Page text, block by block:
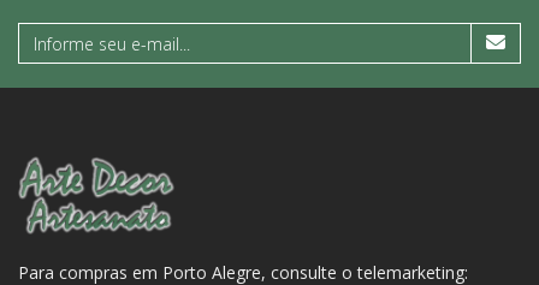
Para compras em Porto Alegre, consulte o telemarketing: